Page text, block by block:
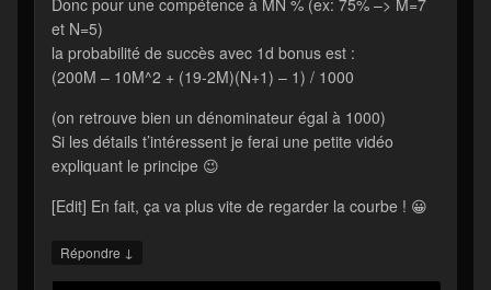
et N=5)
la probabilité de succès avec 1d bonus est :
(200M – 10M^2 + (19-2M)(N+1) – 1) / 1000
(on retrouve bien un dénominateur égal à 1000)
Si les détails t’intéressent je ferai une petite vidéo
expliquant le principe 😉
[Edit] En fait, ça va plus vite de regarder la courbe ! 😀
Répondre ↓